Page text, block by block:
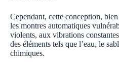
Cependant, cette conception,
les montres automatiques
violents, aux vibrations
des éléments tels que l’eau, le
chimiques.